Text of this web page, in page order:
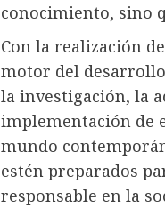
conocimiento, sino
Con la realización
motor del
la investigación, la
implementación de
mundo
estén preparados
responsable en la